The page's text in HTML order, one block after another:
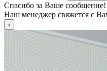
Спасибо за Ваше сообщение!
Наш менеджер свяжется с